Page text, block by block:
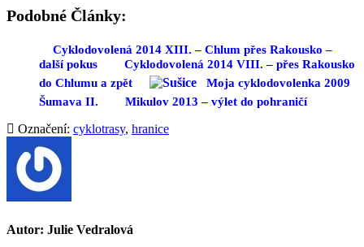
Podobné Články:
Cyklodovolená 2014 XIII. – Chlum přes Rakousko –
další pokus
Cyklodovolená 2014 VIII. – přes Rakousko
do Chlumu a zpět
Moja cyklodovolenka 2009
Šumava II.
Mikulov 2013 – výlet do pohraničí
Označení: cyklotrasy, hranice
Autor: Julie Vedralová